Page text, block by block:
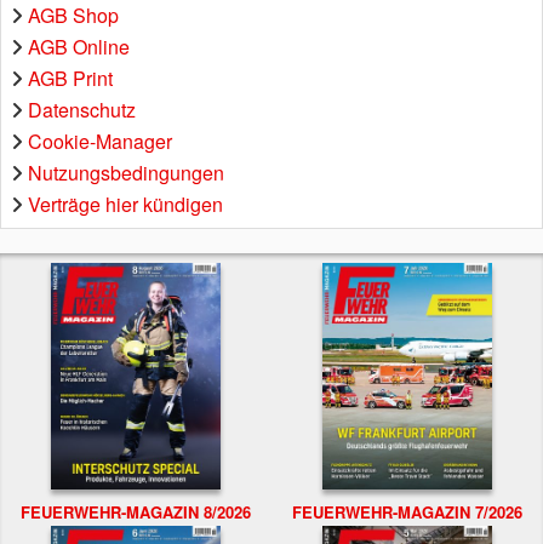
AGB Shop
AGB Online
AGB Print
Datenschutz
Cookie-Manager
Nutzungsbedingungen
Verträge hier kündigen
FEUERWEHR-MAGAZIN 8/2026 FEUERWEHR-MAGAZIN 7/2026